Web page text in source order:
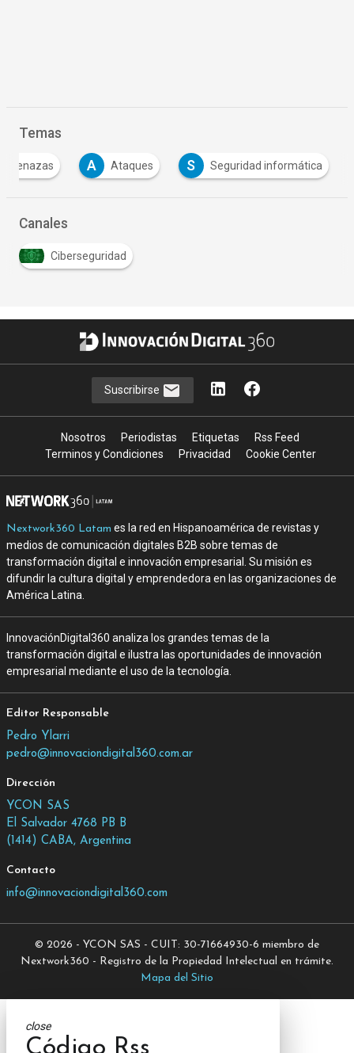
Temas
A Ataques S Seguridad informática
Canales
Ciberseguridad
Suscribirse
Nosotros Periodistas Etiquetas
Rss Feed
Terminos y Condiciones
Privacidad Cookie Center
Nextwork360 Latam es la red en Hispanoamérica de revistas y
medios de comunicación digitales B2B sobre temas de
transformación digital e innovación empresarial. Su misión es
difundir la cultura digital y emprendedora en las organizaciones de
América Latina.
InnovaciónDigital360 analiza los grandes temas de la
transformación digital e ilustra las oportunidades de innovación
empresarial mediante el uso de la tecnología.
Editor Responsable
Pedro Ylarri
pedro@innovaciondigital360.com.ar
Dirección
YCON SAS
El Salvador 4768 PB B
(1414) CABA, Argentina
Contacto
info@innovaciondigital360.com
© 2026 - YCON SAS - CUIT: 30-71664930-6 miembro de
Nextwork360 - Registro de la Propiedad Intelectual en trámite.
Mapa del Sitio
close